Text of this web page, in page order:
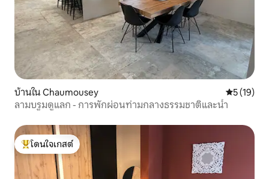
บ้านใน Chaumousey คะแนนเฉลี่
5 (19)
ลามบรูมดูแลก - การพักผ่อนท่ามกลางธรรมชาติและน้ำ
โดนใจเกสต์ที่สุด
โดนใจเกสต์